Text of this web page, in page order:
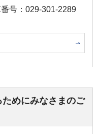
番号：029-301-2289
めにみなさまのご